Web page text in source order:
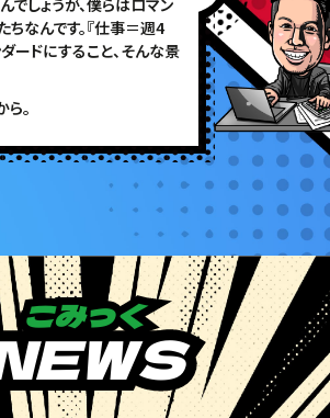
しょうが、僕らはロマン
なんです。『仕事＝週4
ードにすること、そんな景
。
こみっく